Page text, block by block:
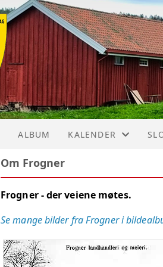
ALBUM KALENDER
LISTE
Om Frogner
Frogner - der veiene møtes.
Se mange bilder fra Frogner i